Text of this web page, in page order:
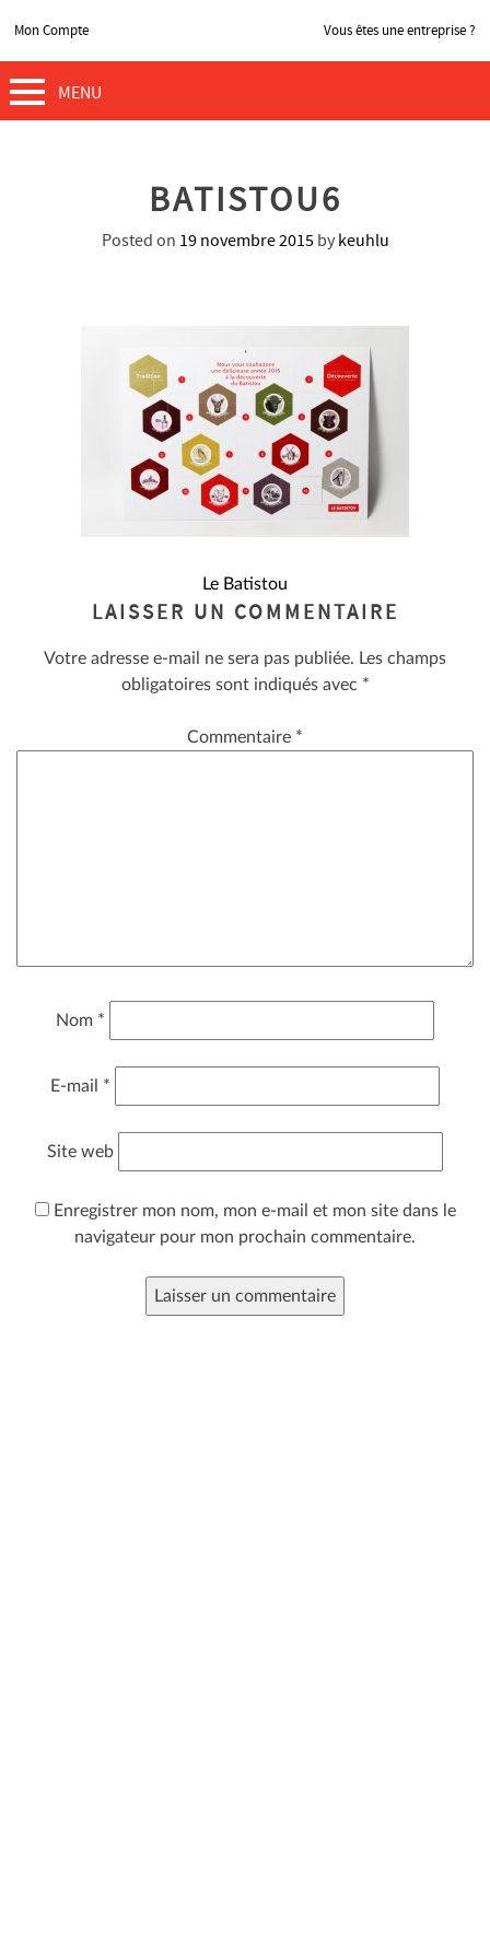
Mon Compte Vous êtes une entreprise ?
MENU
BATISTOU6
Posted on 19 novembre 2015by keuhlu
L’ARTICLE
Le Batistou
LAISSER UN COMMENTAIRE
Votre adresse e-mail ne sera pas publiée. Les champs
obligatoires sont indiqués avec *
Commentaire *
Nom *
E-mail *
Site web
Enregistrer mon nom, mon e-mail et mon site dans le
navigateur pour mon prochain commentaire.